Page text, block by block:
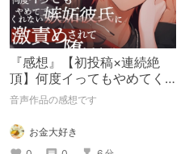
『感想』【初投稿×連続絶
頂】何度イってもやめてく
れない嫉妬彼氏に激責めさ
音声作品の感想です
お金大好き